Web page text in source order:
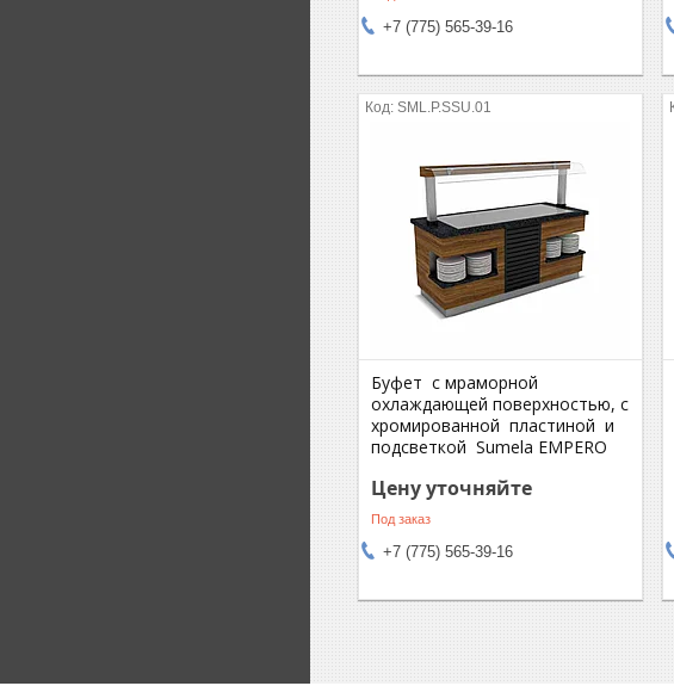
+7 (775) 565-39-16
SML.P.SSU.01
Буфет с мраморной
охлаждающей поверхностью, с
хромированной пластиной и
подсветкой Sumela EMPERO
Цену уточняйте
Под заказ
+7 (775) 565-39-16